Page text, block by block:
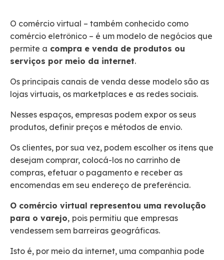
O comércio virtual – também conhecido como
comércio eletrônico – é um modelo de negócios que
permite a compra e venda de produtos ou
serviços por meio da internet.
Os principais canais de venda desse modelo são as
lojas virtuais, os marketplaces e as redes sociais.
Nesses espaços, empresas podem expor os seus
produtos, definir preços e métodos de envio.
Os clientes, por sua vez, podem escolher os itens que
desejam comprar, colocá-los no carrinho de
compras, efetuar o pagamento e receber as
encomendas em seu endereço de preferência.
O comércio virtual representou uma revolução
para o varejo, pois permitiu que empresas
vendessem sem barreiras geográficas.
Isto é, por meio da internet, uma companhia pode